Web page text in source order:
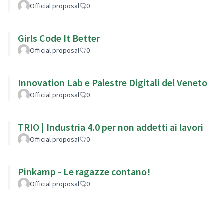
Official proposal 0
Girls Code It Better
Official proposal 0
Innovation Lab e Palestre Digitali del Veneto
Official proposal 0
TRIO | Industria 4.0 per non addetti ai lavori
Official proposal 0
Pinkamp - Le ragazze contano!
Official proposal 0